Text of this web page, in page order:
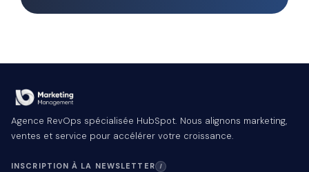
Agence RevOps spécialisée HubSpot. Nous alignons marketing,
ventes et service pour accélérer votre croissance.
INSCRIPTION À LA NEWSLETTER I